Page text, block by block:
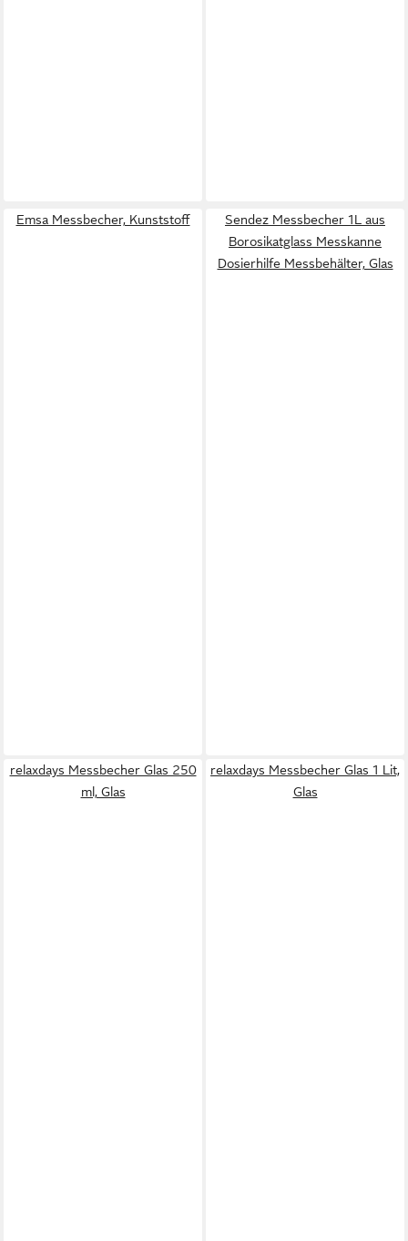
Emsa Messbecher, Kunststoff
Sendez Messbecher 1L aus
Borosikatglass Messkanne
Dosierhilfe Messbehälter, Glas
relaxdays Messbecher Glas 250
ml, Glas
relaxdays Messbecher Glas 1 Lit,
Glas